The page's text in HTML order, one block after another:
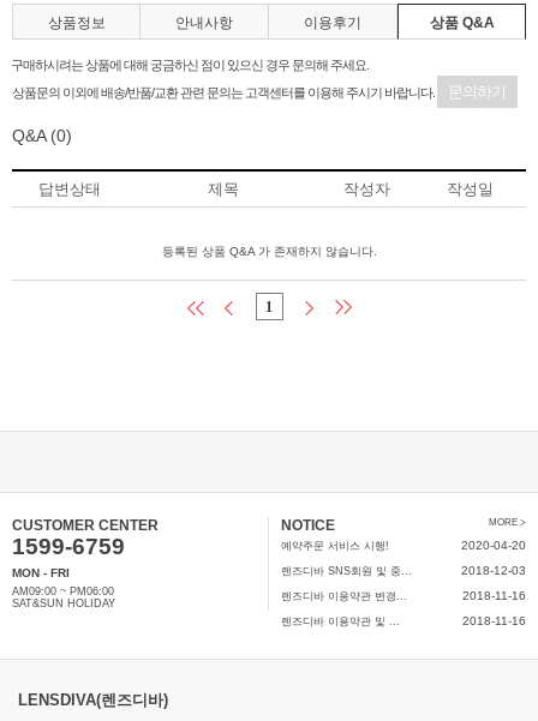
상품정보 안내사항 이용후기 상품 Q&A
구매하시려는 상품에 대해 궁금하신 점이 있으신 경우 문의해 주세요.
상품문의 이외에 배송/반품/교환 관련 문의는 고객센터를 이용해 주시기 바랍니다.
문의하기
Q&A(0)
답변상태 제목 작성자 작성일
등록된 상품 Q&A 가 존재하지 않습니다.
1
CUSTOMER CENTER
1599-6759
MON - FRI
AM09:00 ~ PM06:00
SAT&SUN HOLIDAY
NOTICE MORE >
예약주문 서비스 시행! 2020-04-20
렌즈디바 SNS회원 및 중... 2018-12-03
렌즈디바 이용약관 변경... 2018-11-16
렌즈디바 이용약관 및 ... 2018-11-16
LENSDIVA(렌즈디바)